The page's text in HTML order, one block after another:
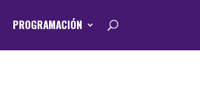
PROGRAMACIÓN